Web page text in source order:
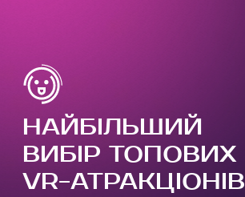
НАЙБІЛЬШИЙ
ВИБІР ТОПОВИХ
VR-АТРАКЦІОНІВ